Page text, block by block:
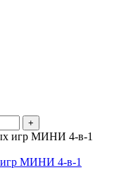
+
игр МИНИ 4-в-1